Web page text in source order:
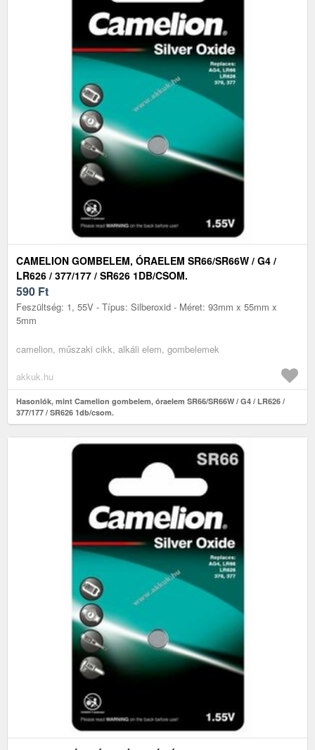
CAMELION GOMBELEM, ÓRAELEM SR66/SR66W / G4 /
LR626 / 377/177 / SR626 1DB/CSOM.
590 Ft
Feszültség: 1, 55V - Típus: Silberoxid - Méret: 93mm x 55mm x
5mm
camelion, műszaki cikk, alkáli elem, gombelemek
akkuk.hu
Hasonlók, mint Camelion gombelem, óraelem SR66/SR66W / G4 / LR626 /
377/177 / SR626 1db/csom.